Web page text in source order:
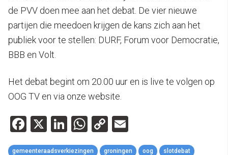
de PVV doen mee aan het debat. De vier nieuwe
partijen die meedoen krijgen de kans zich aan het
publiek voor te stellen: DURF, Forum voor Democratie,
BBB en Volt.
Het debat begint om 20.00 uur en is live te volgen op
OOG TV en via onze website.
Facebook
X LinkedIn
WhatsApp
Copy
Link
gemeenteraadsverkiezingen groningen oog slotdebat